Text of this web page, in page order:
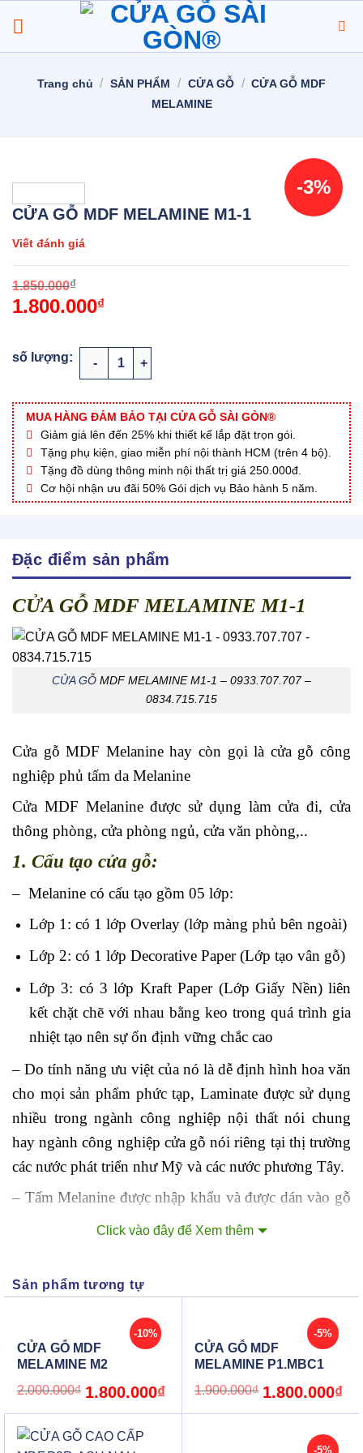
đến
nội
Trang chủ / SẢN PHẨM / CỬA GỖ / CỬA GỖ MDF
MELAMINE
-3%
CỬA GỖ MDF MELAMINE M1-1
Viết đánh giá
1.850.000₫
1.800.000₫
CỬA GỖ MDF MELAMINE M1-1 số lượng
MUA HÀNG ĐẢM BẢO TẠI CỬA GỖ SÀI GÒN®
Giảm giá lên đến 25% khi thiết kế lắp đặt trọn gói.
Tặng phụ kiện, giao miễn phí nội thành HCM (trên 4 bộ).
Tặng đồ dùng thông minh nội thất trị giá 250.000đ.
Cơ hội nhận ưu đãi 50% Gói dịch vụ Bảo hành 5 năm.
Đặc điểm sản phẩm
CỬA GỖ MDF MELAMINE M1-1
CỬA GỖ MDF MELAMINE M1-1 – 0933.707.707 –
0834.715.715
Cửa gỗ MDF Melanine hay còn gọi là cửa gỗ công
nghiệp phủ tấm da Melanine
Cửa MDF Melanine được sử dụng làm cửa đi, cửa
thông phòng, cửa phòng ngủ, cửa văn phòng,..
1. Cấu tạo cửa gỗ:
– Melanine có cấu tạo gồm 05 lớp:
Lớp 1: có 1 lớp Overlay (lớp màng phủ bên ngoài)
Lớp 2: có 1 lớp Decorative Paper (Lớp tạo vân gỗ)
Lớp 3: có 3 lớp Kraft Paper (Lớp Giấy Nền) liên
kết chặt chẽ với nhau bằng keo trong quá trình gia
nhiệt tạo nên sự ổn định vững chắc cao
– Do tính năng ưu việt của nó là dễ định hình hoa văn
cho mọi sản phẩm phức tạp, Laminate được sử dụng
nhiều trong ngành công nghiệp nội thất nói chung
hay ngành công nghiệp cửa gỗ nói riêng tại thị trường
các nước phát triển như Mỹ và các nước phương Tây.
– Tấm Melanine được nhập khẩu và được dán vào gỗ
MDF để tạo hình.
MDF chỉ khác tấm da bên ngoài bề mặt.
2. Ưu điểm cửa gỗ Melanine:
– Bền mịn và đẹp giống gỗ
– Chịu nhiệt tốt
Click vào đây để Xem thêm
Sản phẩm tương tự
-10%
CỬA GỖ MDF
MELAMINE M2
2.000.000₫ Original
price
1.800.000₫Current
price
-5%
CỬA GỖ MDF
MELAMINE P1.MBC1
1.900.000₫ Original
price
1.800.000₫
-5%